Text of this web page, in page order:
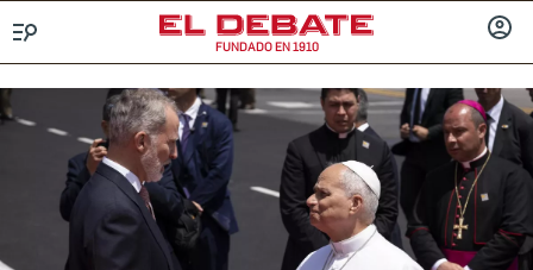
FUNDADO EN 1910